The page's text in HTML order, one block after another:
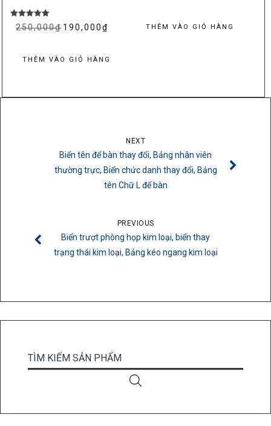
Được xếp
hạng
250,000₫ Giá
là:
190,000₫
tại
THÊM VÀO GIỎ HÀNG
THÊM VÀO GIỎ HÀNG
NEXT
Biển tên để bàn thay đổi, Bảng nhân viên
thường trực, Biển chức danh thay đổi, Bảng
tên Chữ L để bàn
PREVIOUS
Biển trượt phòng họp kim loại, biển thay
trạng thái kim loại, Bảng kéo ngang kim loại
TÌM KIẾM SẢN PHẨM